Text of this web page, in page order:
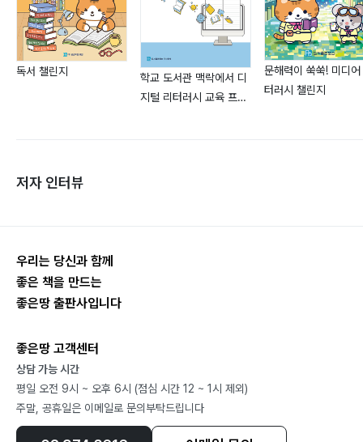
독서 챌린지
학교 도서관 맥락에서 디
지털 리터러시 교육 프레
문해력이 쑥쑥! 미디
터러시 챌린지
저자 인터뷰
우리는 당신과 함께
좋은 책을 만드는
좋은땅 출판사입니다
좋은땅 고객센터
상담 가능 시간
평일 오전 9시 ~ 오후 6시 (점심 시간 12 ~ 1시 제외)
주말, 공휴일은 이메일로 문의부탁드립니다